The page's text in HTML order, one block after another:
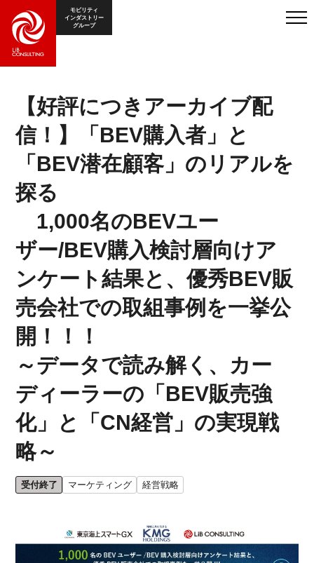
モビリティ
インダストリー
グループ
【好評につきアーカイブ配
信！】「BEV購入者」と
「BEV潜在顧客」のリアルを
探る
1,000名のBEVユー
ザー/BEV購入検討層向けア
ンケート結果と、優秀BEV販
売会社での取組事例を一挙公
開！！！
～データで読み解く、カー
ディーラーの「BEV販売強
化」と「CN経営」の実現戦
略～
受付終了 マーケティング 経営戦略